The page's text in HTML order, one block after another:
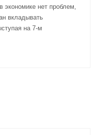
экономике нет проблем,
вкладывать
на 7-м